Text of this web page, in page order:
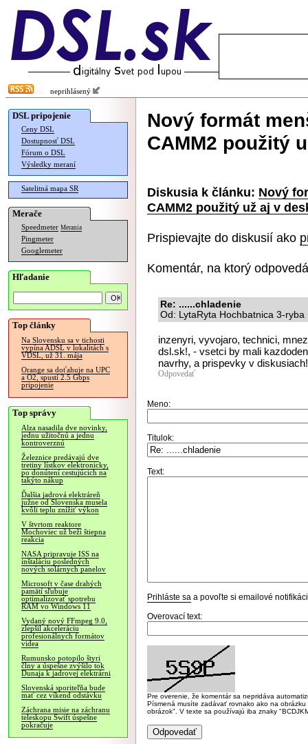
neprihlásený
DSL pripojenie
Ceny DSL
Dostupnosť DSL
Fórum o DSL
Výsledky meraní
Satelitná mapa SR
Merače
Speedmeter Merania
Pingmeter
Googlemeter
Hľadanie
Top články
Na Slovensku sa v tichosti
vypína ADSL v lokalitách s
VDSL, už 31. mája
Orange sa doťahuje na UPC
a O2, spustí 2.5 Gbps
pripojenie
Top správy
Alza nasadila dve novinky,
jednu užitočnú a jednu
kontroverznú
Železnice predávajú dve
tretiny lístkov elektronicky,
po donútení cestujúcich na
takýto nákup
Ďalšia jadrová elektráreň
južne od Slovenska musela
kvôli teplu znížiť výkon
V štvrtom reaktore
Mochoviec už beží štiepna
reakcia
NASA pripravuje ISS na
inštaláciu posledných
nových solárnych panelov
Microsoft v čase drahých
pamätí sľubuje
optimalizovať spotrebu
RAM vo Windows 11
Vydaný nový FFmpeg 9.0,
zlepšil akceleráciu
profesionálnych formátov
videa
Rumunsko potopilo štyri
člny a úspešne zvýšilo tok
Dunaja k jadrovej elektrárni
Slovenská sporiteľňa bude
mať cez víkend odstávku
Záchrana misie na záchranu
teleskopu Swift úspešne
pokračuje
Nový formát
CAMM2 použitý
Diskusia k článku: Nový
CAMM2 použitý už aj v
Prispievajte do diskusií ako
Komentár, na ktorý
Re: ......chladenie
Od: LytaRyta Hochbatnica 3-
inzenyri, vyvojaro, technici,
dsl.sk!, - vsetci by mali
navrhy, a prispevky v
Odpovedať
Meno:
Titulok:
Text:
Prihláste sa a povoľte si emailové
Overovací text:
Pre overenie, že komentár sa nepridáva
Písmená musíte zadávať rovnako ako na
obrázok". V texte sa používajú iba znaky